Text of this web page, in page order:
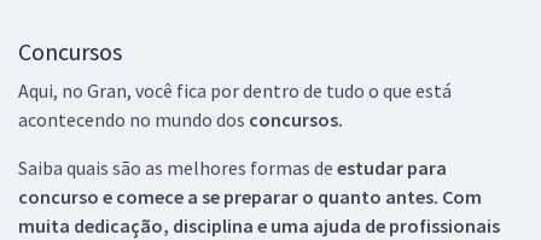
Concursos
Aqui, no Gran, você fica por dentro de tudo o que está
acontecendo no mundo dos concursos.
Saiba quais são as melhores formas de estudar para
concurso e comece a se preparar o quanto antes. Com
muita dedicação, disciplina e uma ajuda de profissionais